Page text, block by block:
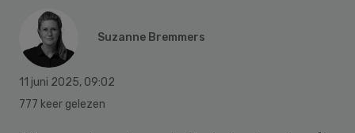
Suzanne Bremmers
11 juni 2025, 09:02
777 keer gelezen